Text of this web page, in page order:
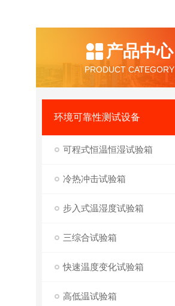
产品中心
PRODUCT CATEGORY
环境可靠性测试设备
可程式恒温恒湿试验箱
冷热冲击试验箱
步入式温湿度试验箱
三综合试验箱
快速温度变化试验箱
高低温试验箱